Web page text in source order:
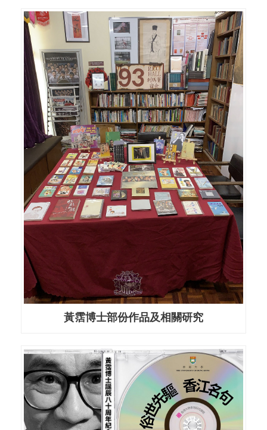
黃霑博士部份作品及相關研究